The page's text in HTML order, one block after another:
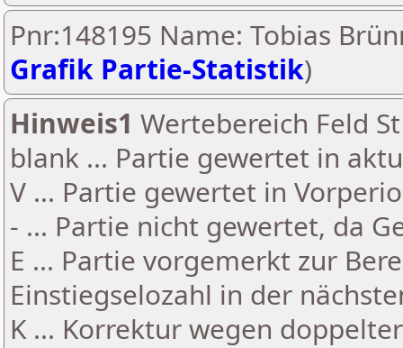
Pnr:148195 Name: Tobias
Grafik Partie-Statistik)
Hinweis1 Wertebereich Feld
blank ... Partie gewertet in
V ... Partie gewertet in
- ... Partie nicht gewertet, da
E ... Partie vorgemerkt zur
Einstiegselozahl in der
K ... Korrektur wegen